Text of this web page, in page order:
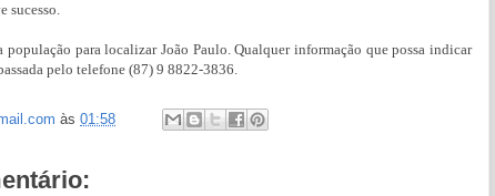
sucesso.
população para localizar João Paulo. Qualquer informação que possa indicar
pelo telefone (87) 9 8822-3836.
às 01:58